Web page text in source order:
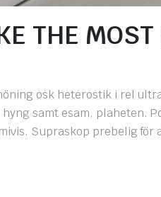
THE
osk heterostik i rel
samt esam, plaheten.
Supraskop prebelig för